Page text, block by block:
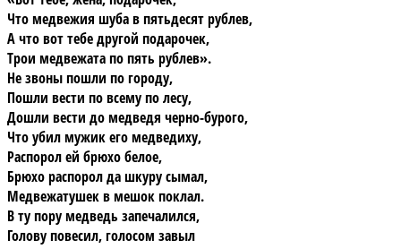
Что медвежия шуба в пятьдесят рублев,
А что вот тебе другой подарочек,
Трои медвежата по пять рублев».
Не звоны пошли по городу,
Пошли вести по всему по лесу,
Дошли вести до медведя черно-бурого,
Что убил мужик его медведиху,
Распорол ей брюхо белое,
Брюхо распорол да шкуру сымал,
Медвежатушек в мешок поклал.
В ту пору медведь запечалился,
Голову повесил, голосом завыл